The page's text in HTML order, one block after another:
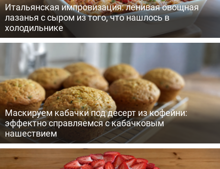
Итальянская импровизация: ленивая овощная
лазанья с сыром из того, что нашлось в
холодильнике
Маскируем кабачки под десерт из кофейни:
эффектно справляемся с кабачковым
нашествием